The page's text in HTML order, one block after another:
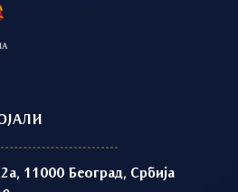
11000 Београд, Србија